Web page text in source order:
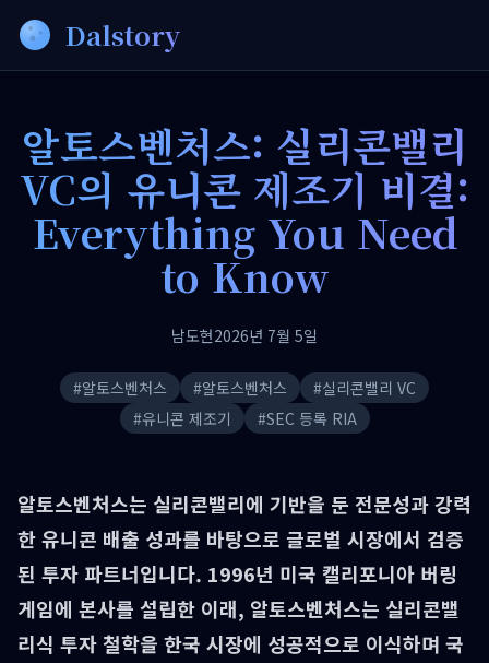
Dalstory
알토스벤처스: 실리콘밸리
VC의 유니콘 제조기 비결:
Everything You Need
to Know
남도현2026년 7월 5일
#알토스벤처스 #알토스벤처스 #실리콘밸리 VC
#유니콘 제조기 #SEC 등록 RIA
알토스벤처스는 실리콘밸리에 기반을 둔 전문성과 강력
한 유니콘 배출 성과를 바탕으로 글로벌 시장에서 검증
된 투자 파트너입니다. 1996년 미국 캘리포니아 버링
게임에 본사를 설립한 이래, 알토스벤처스는 실리콘밸
리식 투자 철학을 한국 시장에 성공적으로 이식하며 국